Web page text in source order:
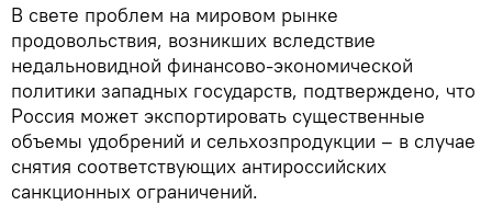
В свете проблем на мировом рынке
продовольствия, возникших вследствие
недальновидной финансово-экономической
политики западных государств, подтверждено, что
Россия может экспортировать существенные
объемы удобрений и сельхозпродукции – в случае
снятия соответствующих антироссийских
санкционных ограничений.